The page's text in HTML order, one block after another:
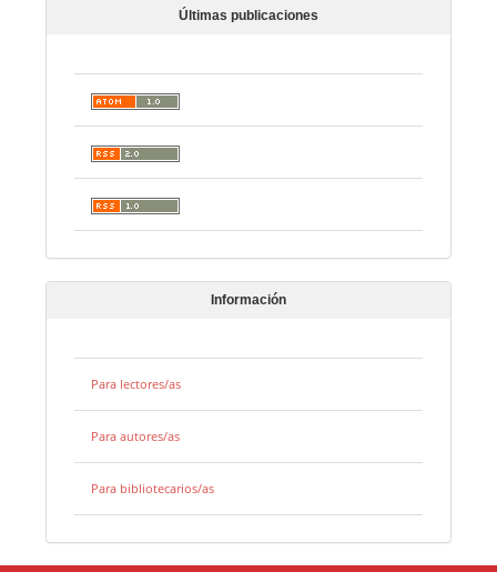
Últimas publicaciones
Información
Para lectores/as
Para autores/as
Para bibliotecarios/as